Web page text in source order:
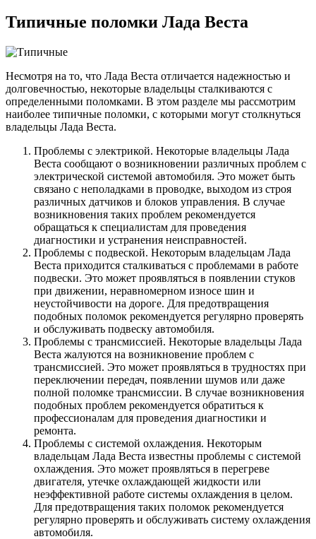
Типичные поломки Лада Веста
Несмотря на то, что Лада Веста отличается надежностью и
долговечностью, некоторые владельцы сталкиваются с
определенными поломками. В этом разделе мы рассмотрим
наиболее типичные поломки, с которыми могут столкнуться
владельцы Лада Веста.
Проблемы с электрикой. Некоторые владельцы Лада
Веста сообщают о возникновении различных проблем с
электрической системой автомобиля. Это может быть
связано с неполадками в проводке, выходом из строя
различных датчиков и блоков управления. В случае
возникновения таких проблем рекомендуется
обращаться к специалистам для проведения
диагностики и устранения неисправностей.
Проблемы с подвеской. Некоторым владельцам Лада
Веста приходится сталкиваться с проблемами в работе
подвески. Это может проявляться в появлении стуков
при движении, неравномерном износе шин и
неустойчивости на дороге. Для предотвращения
подобных поломок рекомендуется регулярно проверять
и обслуживать подвеску автомобиля.
Проблемы с трансмиссией. Некоторые владельцы Лада
Веста жалуются на возникновение проблем с
трансмиссией. Это может проявляться в трудностях при
переключении передач, появлении шумов или даже
полной поломке трансмиссии. В случае возникновения
подобных проблем рекомендуется обратиться к
профессионалам для проведения диагностики и
ремонта.
Проблемы с системой охлаждения. Некоторым
владельцам Лада Веста известны проблемы с системой
охлаждения. Это может проявляться в перегреве
двигателя, утечке охлаждающей жидкости или
неэффективной работе системы охлаждения в целом.
Для предотвращения таких поломок рекомендуется
регулярно проверять и обслуживать систему охлаждения
автомобиля.